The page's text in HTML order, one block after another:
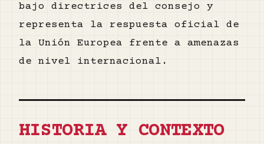
bajo directrices del consejo y
representa la respuesta oficial de
la Unión Europea frente a amenazas
de nivel internacional.
HISTORIA Y CONTEXTO